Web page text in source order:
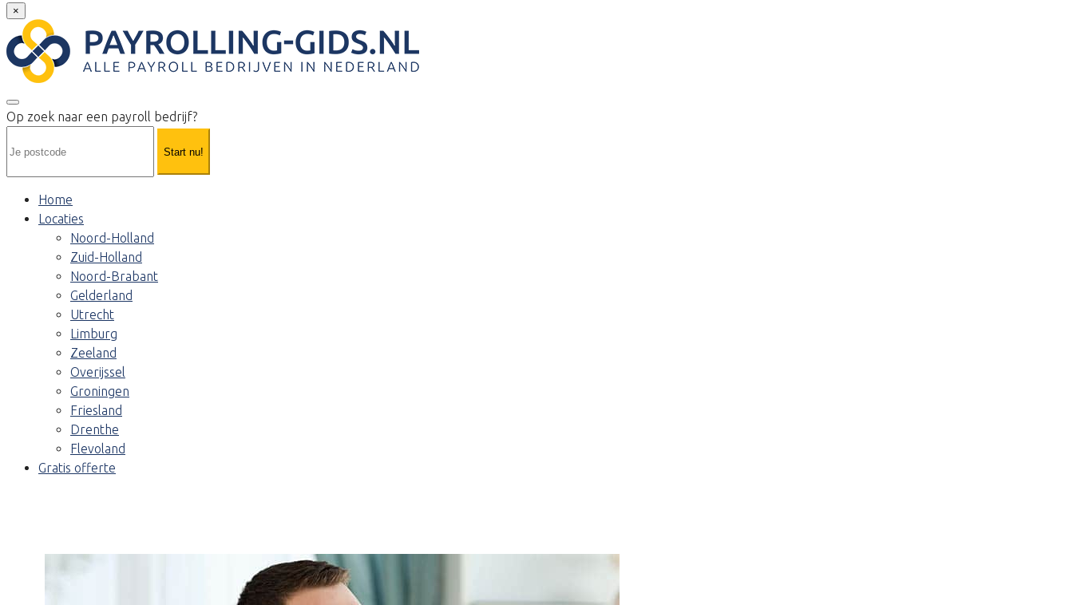
×
Op zoek naar een payroll bedrijf?
Start nu!
Home
Locaties
Noord-Holland
Zuid-Holland
Noord-Brabant
Gelderland
Utrecht
Limburg
Zeeland
Overijssel
Groningen
Friesland
Drenthe
Flevoland
Gratis offerte